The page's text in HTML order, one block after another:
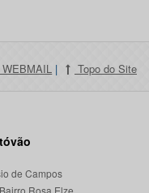
WEBMAIL | Topo do Site
de Campos